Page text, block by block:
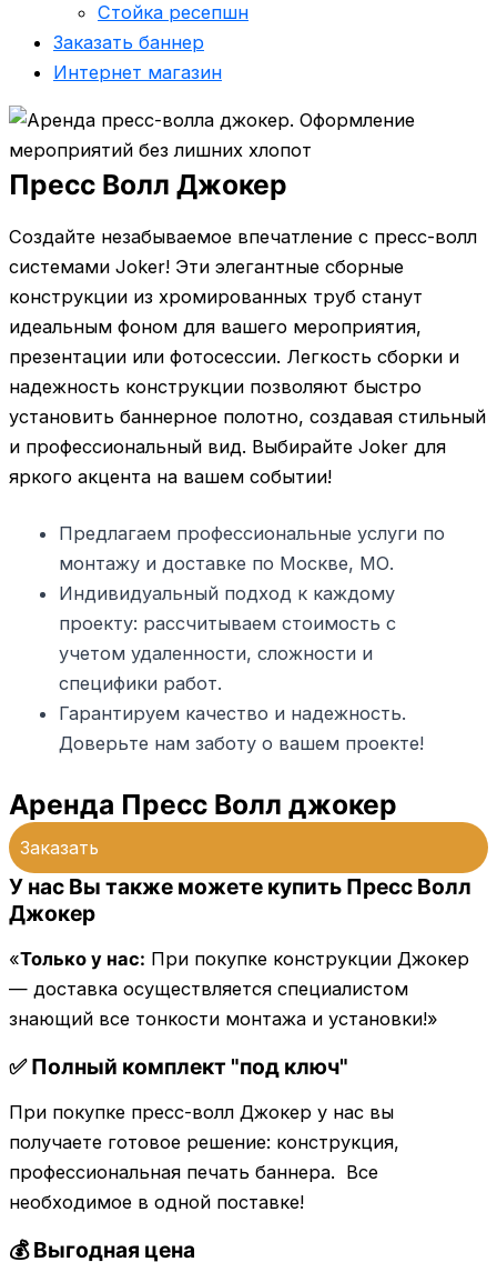
Стойка ресепшн
Заказать баннер
Интернет магазин
Пресс Волл Джокер
Создайте незабываемое впечатление с пресс-волл
системами Joker! Эти элегантные сборные
конструкции из хромированных труб станут
идеальным фоном для вашего мероприятия,
презентации или фотосессии. Легкость сборки и
надежность конструкции позволяют быстро
установить баннерное полотно, создавая стильный
и профессиональный вид. Выбирайте Joker для
яркого акцента на вашем событии!
Предлагаем профессиональные услуги по
монтажу и доставке по Москве, МО.
Индивидуальный подход к каждому
проекту: рассчитываем стоимость с
учетом удаленности, сложности и
специфики работ.
Гарантируем качество и надежность.
Доверьте нам заботу о вашем проекте!
Аренда Пресс Волл джокер
Заказать
У нас Вы также можете купить Пресс Волл
Джокер
«Только у нас: При покупке конструкции Джокер
— доставка осуществляется специалистом
знающий все тонкости монтажа и установки!»
✅ Полный комплект "под ключ"
При покупке пресс-волл Джокер у нас вы
получаете готовое решение: конструкция,
профессиональная печать баннера. Все
необходимое в одной поставке!
💰 Выгодная цена